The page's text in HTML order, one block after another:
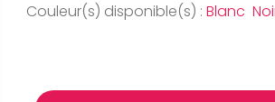
Couleur(s) disponible(s) : Blanc